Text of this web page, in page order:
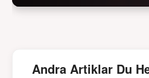
Andra Artiklar Du